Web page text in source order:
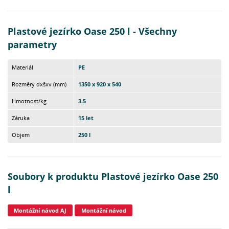
Plastové jezírko Oase 250 l - Všechny
parametry
Materiál PE
Rozměry dxšxv (mm) 1350 x 920 x 540
Hmotnost/kg 3.5
Záruka 15 let
Objem 250 l
Soubory k produktu Plastové jezírko Oase 250
l
Montážní návod AJ Montážní návod